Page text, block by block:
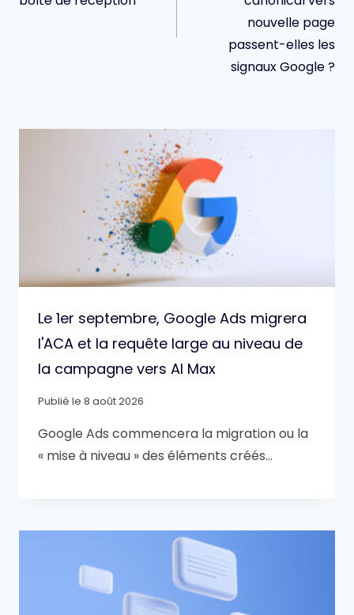
nouvelle page
passent-elles les
signaux Google ?
Le 1er septembre, Google Ads migrera
l'ACA et la requête large au niveau de
la campagne vers AI Max
Publié le 8 août 2026
Google Ads commencera la migration ou la
« mise à niveau » des éléments créés…